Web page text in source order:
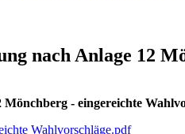
nach Anlage 12
- eingereichte
Wahlvorschläge.pdf